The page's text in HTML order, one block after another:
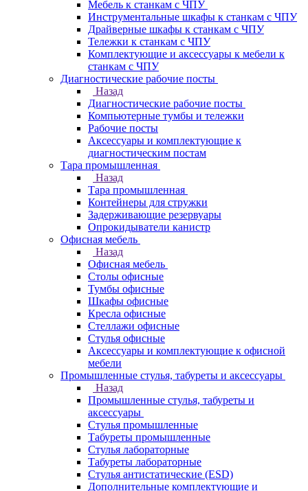
Мебель к станкам с ЧПУ
Инструментальные шкафы к станкам с ЧПУ
Драйверные шкафы к станкам с ЧПУ
Тележки к станкам с ЧПУ
Комплектующие и аксессуары к мебели к
станкам с ЧПУ
Диагностические рабочие посты
Назад
Диагностические рабочие посты
Компьютерные тумбы и тележки
Рабочие посты
Аксессуары и комплектующие к
диагностическим постам
Тара промышленная
Назад
Тара промышленная
Контейнеры для стружки
Задерживающие резервуары
Опрокидыватели канистр
Офисная мебель
Назад
Офисная мебель
Столы офисные
Тумбы офисные
Шкафы офисные
Кресла офисные
Стеллажи офисные
Стулья офисные
Аксессуары и комплектующие к офисной
мебели
Промышленные стулья, табуреты и аксессуары
Назад
Промышленные стулья, табуреты и
аксессуары
Стулья промышленные
Табуреты промышленные
Стулья лабораторные
Табуреты лабораторные
Стулья антистатические (ESD)
Дополнительные комплектующие и